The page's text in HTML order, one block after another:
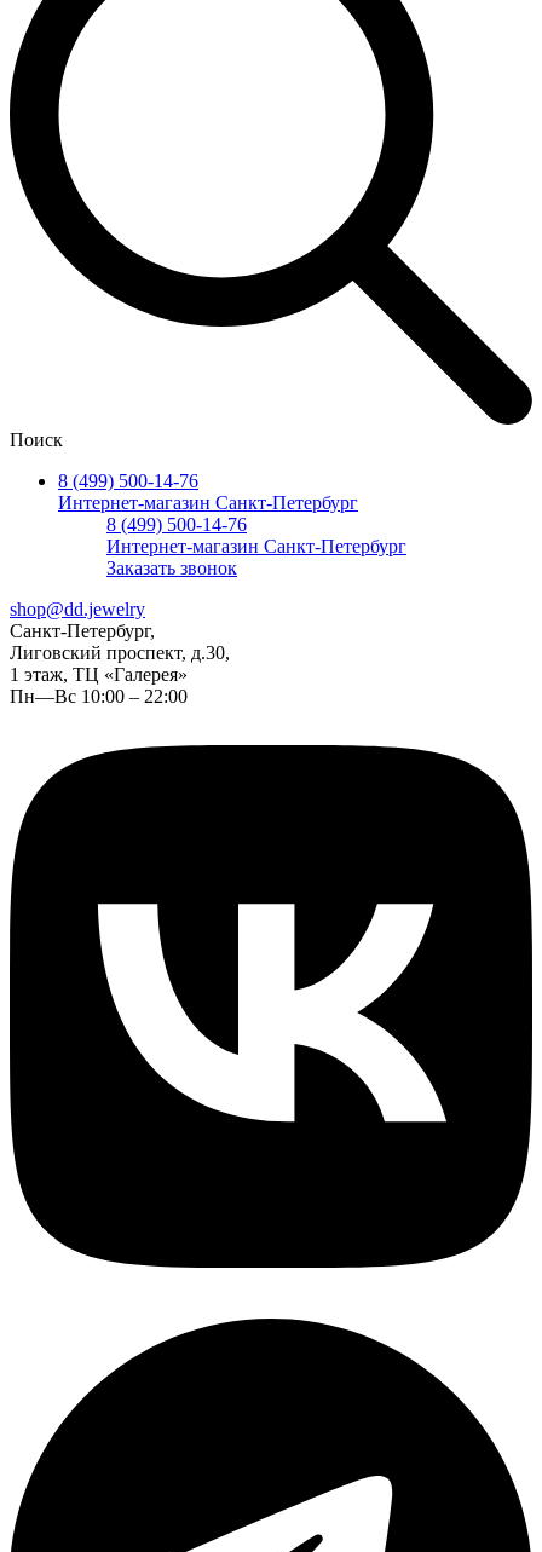
Поиск
8 (499) 500-14-76
Интернет-магазин Санкт-Петербург
8 (499) 500-14-76
Интернет-магазин Санкт-Петербург
Заказать звонок
shop@dd.jewelry
Санкт-Петербург,
Лиговский проспект, д.30,
1 этаж, ТЦ «Галерея»
Пн—Вс 10:00 – 22:00